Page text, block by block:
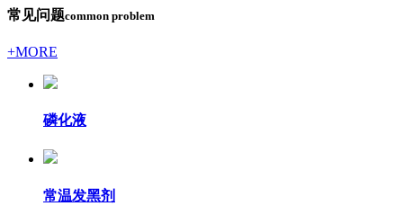
常见问题common problem
+MORE
磷化液
常温发黑剂